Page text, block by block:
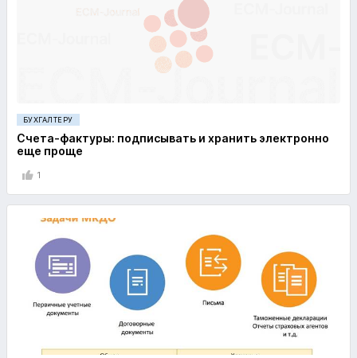
БУХГАЛТЕРУ
Счета-фактуры: подписывать и хранить электронно
еще проще
1